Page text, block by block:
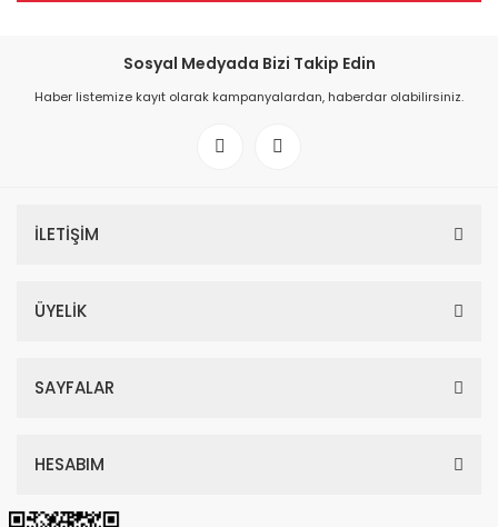
Sosyal Medyada Bizi Takip Edin
Haber listemize kayıt olarak kampanyalardan, haberdar olabilirsiniz.
İLETİŞİM
ÜYELİK
SAYFALAR
HESABIM